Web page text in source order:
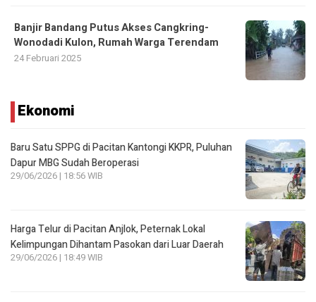
Banjir Bandang Putus Akses Cangkring-
Wonodadi Kulon, Rumah Warga Terendam
24 Februari 2025
Ekonomi
Baru Satu SPPG di Pacitan Kantongi KKPR, Puluhan
Dapur MBG Sudah Beroperasi
29/06/2026 | 18:56 WIB
Harga Telur di Pacitan Anjlok, Peternak Lokal
Kelimpungan Dihantam Pasokan dari Luar Daerah
29/06/2026 | 18:49 WIB